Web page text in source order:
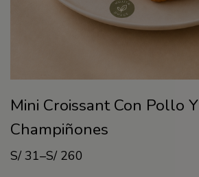
Mini Croissant Con Pollo Y
Champiñones
S/ 31–S/ 260